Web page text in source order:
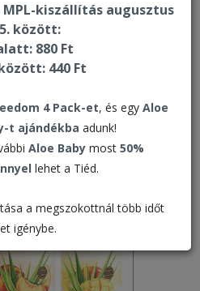
kiszállítás augusztus
között:
880 Ft
440 Ft
4 Pack-et, és egy Aloe
t ajándékba adunk!
Aloe Baby most 50%
lehet a Tiéd.
a megszokottnál több időt
igénybe.
Combo